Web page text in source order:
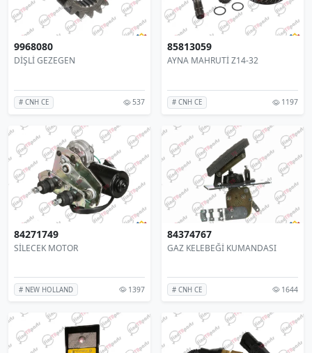
9968080
DİŞLİ GEZEGEN
# CNH CE 537
85813059
AYNA MAHRUTİ Z14-32
# CNH CE 1197
84271749
SİLECEK MOTOR
# NEW HOLLAND 1397
84374767
GAZ KELEBEĞİ KUMANDASI
# CNH CE 1644